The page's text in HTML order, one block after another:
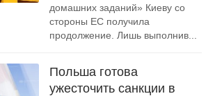
домашних заданий» Киеву со
стороны ЕС получила
продолжение. Лишь выполнив...
Польша готова
ужесточить санкции в